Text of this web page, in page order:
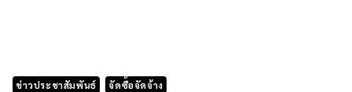
ข่าวประชาสัมพันธ์ จัดซื้อจัดจ้าง